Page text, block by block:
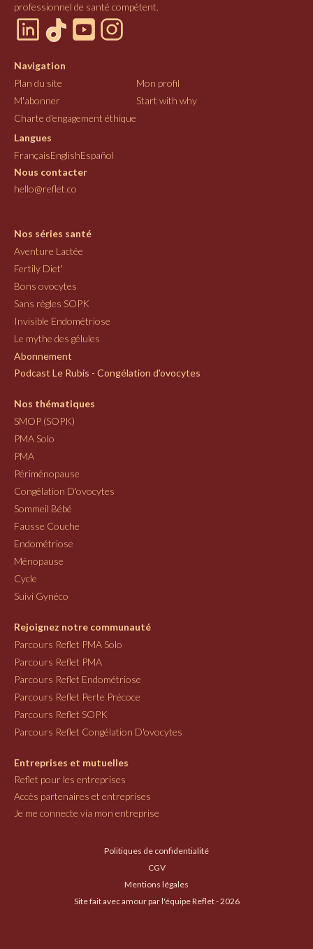
professionnel de santé compétent.
Navigation
Plan du site
Mon profil
M'abonner
Start with why
Charte d'engagement éthique
Langues
FrançaisEnglishEspañol
Nous contacter
hello@reflet.co
Nos séries santé
Aventure Lactée
Fertily Diet'
Bons ovocytes
Sans règles SOPK
Invisible Endométriose
Le mythe des gélules
Abonnement
Podcast Le Rubis - Congélation d'ovocytes
Nos thématiques
SMOP (SOPK)
PMA Solo
PMA
Périménopause
Congélation D'ovocytes
Sommeil Bébé
Fausse Couche
Endométriose
Ménopause
Cycle
Suivi Gynéco
Rejoignez notre communauté
Parcours Reflet PMA Solo
Parcours Reflet PMA
Parcours Reflet Endométriose
Parcours Reflet Perte Précoce
Parcours Reflet SOPK
Parcours Reflet Congélation D'ovocytes
Entreprises et mutuelles
Reflet pour les entreprises
Accès partenaires et entreprises
Je me connecte via mon entreprise
Politiques de confidentialité
CGV
Mentions légales
Site fait avec amour par l'équipe Reflet - 2026